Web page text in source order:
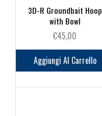
3D-R Groundbait Hoop
with Bowl
€45,00
Aggiungi Al Carrello